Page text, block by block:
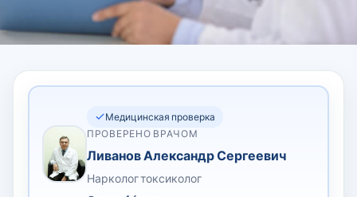
Медицинская проверка
ПРОВЕРЕНО ВРАЧОМ
Ливанов Александр Сергеевич
Нарколог токсиколог